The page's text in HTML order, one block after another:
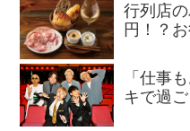
行列店
円！？
「仕事
キで過